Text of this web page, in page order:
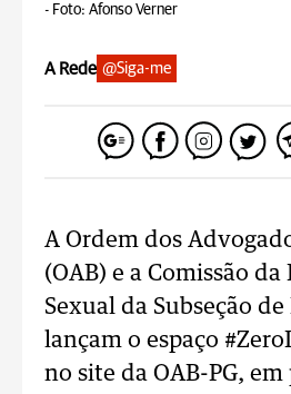
- Foto: Afonso Verner
A Rede @Siga-me
A Ordem dos
(OAB) e a Comissão
Sexual da Subseção de
lançam o espaço
no site da OAB-PG,